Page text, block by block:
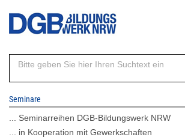
Direkt
Inhalt
Seminare
... Seminarreihen DGB-Bildungswerk NRW
... in Kooperation mit Gewerkschaften